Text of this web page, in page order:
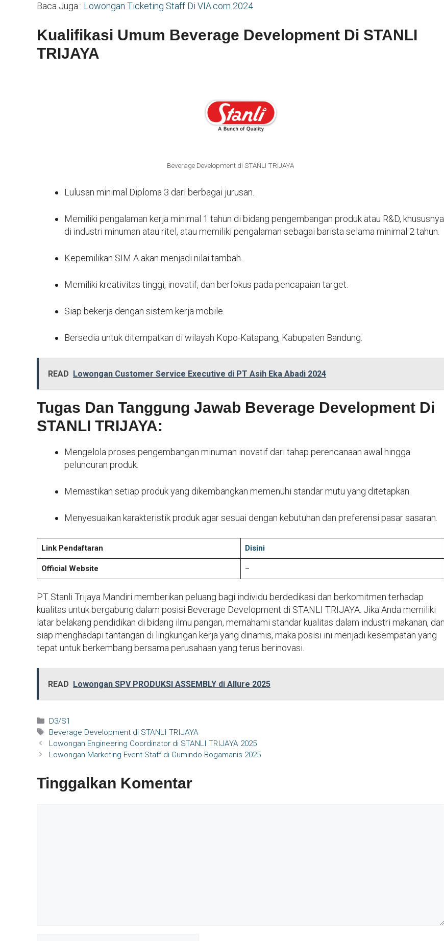
Baca Juga : Lowongan Ticketing Staff Di VIA.com 2024
Kualifikasi Umum Beverage Development Di STANLI
TRIJAYA
Beverage Development di STANLI TRIJAYA
Lulusan minimal Diploma 3 dari berbagai jurusan.
Memiliki pengalaman kerja minimal 1 tahun di bidang pengembangan produk atau R&D, khususnya
di industri minuman atau ritel, atau memiliki pengalaman sebagai barista selama minimal 2 tahun.
Kepemilikan SIM A akan menjadi nilai tambah.
Memiliki kreativitas tinggi, inovatif, dan berfokus pada pencapaian target.
Siap bekerja dengan sistem kerja mobile.
Bersedia untuk ditempatkan di wilayah Kopo-Katapang, Kabupaten Bandung.
READ Lowongan Customer Service Executive di PT Asih Eka Abadi 2024
Tugas Dan Tanggung Jawab Beverage Development Di
STANLI TRIJAYA:
Mengelola proses pengembangan minuman inovatif dari tahap perencanaan awal hingga
peluncuran produk.
Memastikan setiap produk yang dikembangkan memenuhi standar mutu yang ditetapkan.
Menyesuaikan karakteristik produk agar sesuai dengan kebutuhan dan preferensi pasar sasaran.
Link Pendaftaran Disini
Official Website –
PT Stanli Trijaya Mandiri memberikan peluang bagi individu berdedikasi dan berkomitmen terhadap
kualitas untuk bergabung dalam posisi Beverage Development di STANLI TRIJAYA. Jika Anda memiliki
latar belakang pendidikan di bidang ilmu pangan, memahami standar kualitas dalam industri makanan, dan
siap menghadapi tantangan di lingkungan kerja yang dinamis, maka posisi ini menjadi kesempatan yang
tepat untuk berkembang bersama perusahaan yang terus berinovasi.
READ Lowongan SPV PRODUKSI ASSEMBLY di Allure 2025
Kategori
D3/S1
Tag
Beverage Development di STANLI TRIJAYA
Lowongan Engineering Coordinator di STANLI TRIJAYA 2025
Lowongan Marketing Event Staff di Gumindo Bogamanis 2025
Tinggalkan Komentar